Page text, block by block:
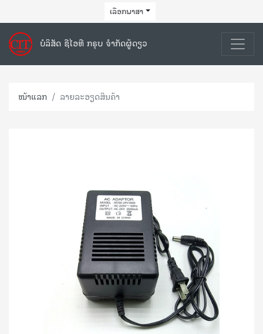
ເລືອກພາສາ
ບໍລິສັດ ຊີໄອທີ ກຣຸບ ຈຳກັດຜູ້ດຽວ
ໜ້າແລກ ລາຍລະອຽດສິນຄ້າ